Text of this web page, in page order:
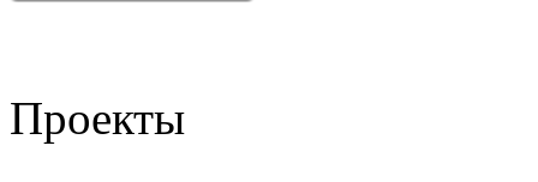
Проекты